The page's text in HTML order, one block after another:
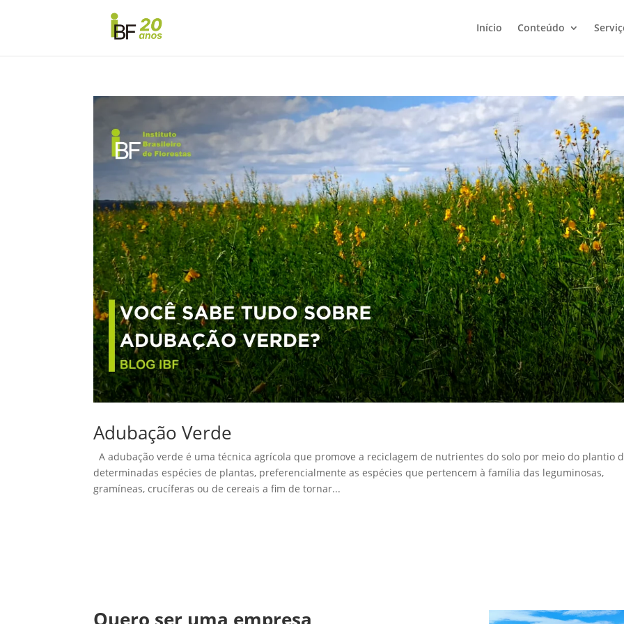
Início Conteúdo
Adubação Verde
A adubação verde é uma técnica agrícola que promove a reciclagem de nutrientes do solo por meio do plantio
determinadas espécies de plantas, preferencialmente as espécies que pertencem à família das leguminosas,
gramíneas, crucíferas ou de cereais a fim de tornar...